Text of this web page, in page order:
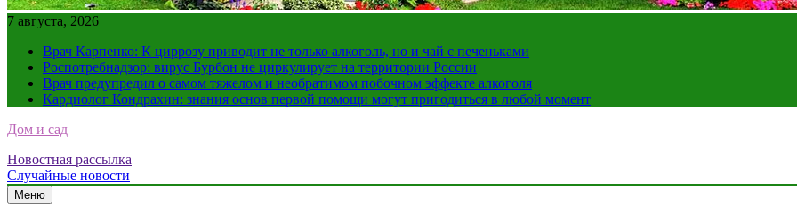
7 августа, 2026
Врач Карпенко: К циррозу приводит не только алкоголь, но и чай с печеньками
Роспотребнадзор: вирус Бурбон не циркулирует на территории России
Врач предупредил о самом тяжелом и необратимом побочном эффекте алкоголя
Кардиолог Кондрахин: знания основ первой помощи могут пригодиться в любой момент
Дом и сад
Новостная рассылка
Случайные новости
Меню